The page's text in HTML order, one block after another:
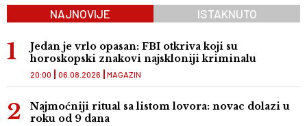
NAJNOVIJE ISTAKNUTO
Jedan je vrlo opasan: FBI otkriva koji su
horoskopski znakovi najskloniji kriminalu
MAGAZIN
20:00 06.08.2026
Najmoćniji ritual sa listom lovora: novac dolazi u
roku od 9 dana